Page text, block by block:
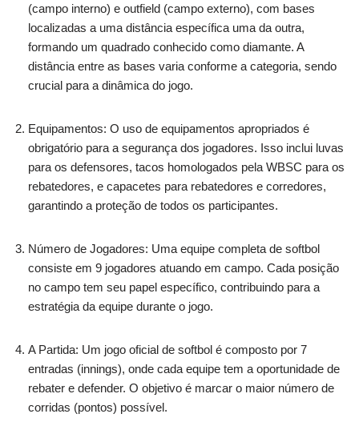
(campo interno) e outfield (campo externo), com bases
localizadas a uma distância específica uma da outra,
formando um quadrado conhecido como diamante. A
distância entre as bases varia conforme a categoria, sendo
crucial para a dinâmica do jogo.
Equipamentos: O uso de equipamentos apropriados é
obrigatório para a segurança dos jogadores. Isso inclui luvas
para os defensores, tacos homologados pela WBSC para os
rebatedores, e capacetes para rebatedores e corredores,
garantindo a proteção de todos os participantes.
Número de Jogadores: Uma equipe completa de softbol
consiste em 9 jogadores atuando em campo. Cada posição
no campo tem seu papel específico, contribuindo para a
estratégia da equipe durante o jogo.
A Partida: Um jogo oficial de softbol é composto por 7
entradas (innings), onde cada equipe tem a oportunidade de
rebater e defender. O objetivo é marcar o maior número de
corridas (pontos) possível.